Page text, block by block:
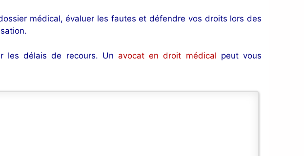
médical, évaluer les fautes et défendre vos droits lors des
les délais de recours. Un avocat en droit médical peut vous